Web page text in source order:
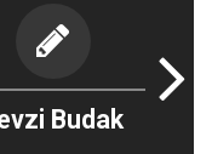
Budak